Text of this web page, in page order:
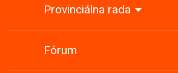
Provinciálna rada
Fórum